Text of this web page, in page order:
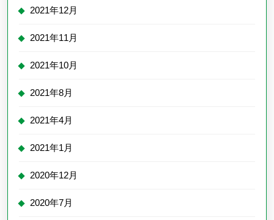
2021年12月
2021年11月
2021年10月
2021年8月
2021年4月
2021年1月
2020年12月
2020年7月